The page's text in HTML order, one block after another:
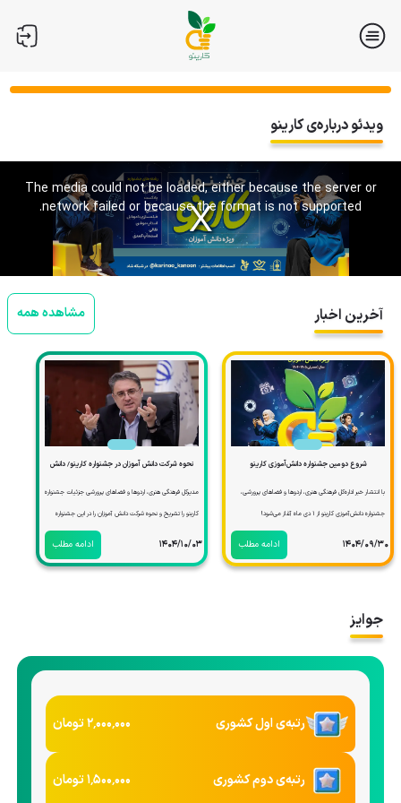
ویدئو درباره‌ی کارینو
This
The media could not be loaded, either because the server or
network failed or because the format is not supported.
آخرین اخبار مشاهده همه
شروع دومین جشنواره دانش‌آموزی کارینو
با انتشار خبر اداره‌کل فرهنگی هنری، اردوها و فضاهای پرورشی،
جشنواره دانش‌آموزی کارینو از 1 دی ماه آغاز می‌شود!
1404/09/30 ادامه مطلب
نحوه شرکت دانش آموزان در جشنواره کارینو/ دانش
مدیرکل فرهنگی هنری، اردوها و فضاهای پرورشی جزئیات جشنواره
کارینو را تشریح و نحوه شرکت دانش آموزان را در این جشنواره
1404/10/03 ادامه مطلب
جوایز
رتبه‌ی اول کشوری ۲٬۰۰۰٬۰۰۰تومان
رتبه‌ی دوم کشوری ۱٬۵۰۰٬۰۰۰تومان